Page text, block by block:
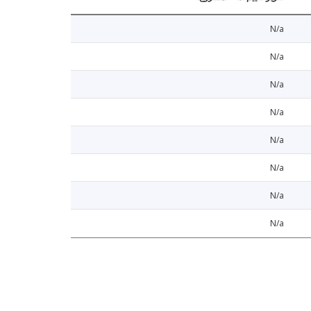
N/a
N/a
N/a
N/a
N/a
N/a
N/a
N/a